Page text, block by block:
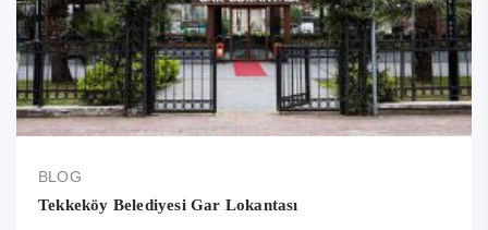
BLOG
Tekkeköy Belediyesi Gar Lokantası